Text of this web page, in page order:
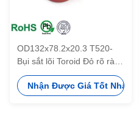
OD132x78.2x20.3 T520-
Bụi sắt lõi Toroid Đỏ rõ ràng
AL 20
Nhận Được Giá Tốt Nhất